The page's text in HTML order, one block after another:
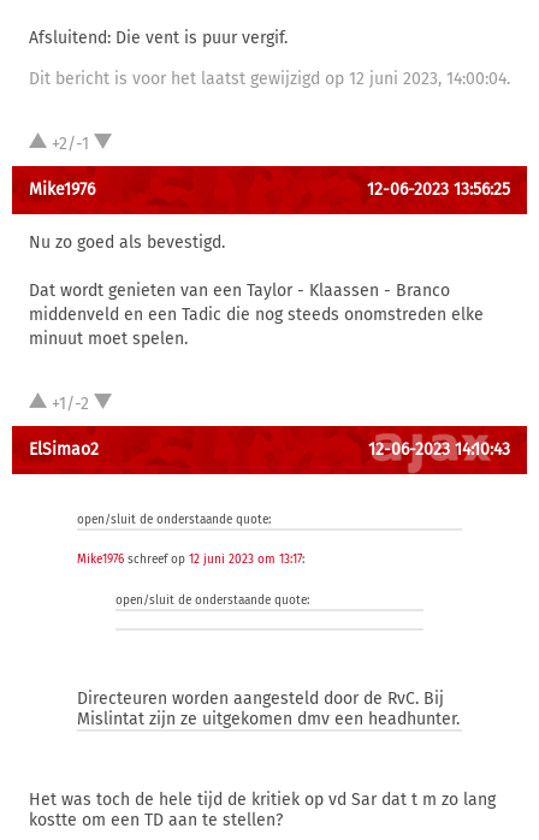
Afsluitend: Die vent is puur vergif.
Dit bericht is voor het laatst gewijzigd op 12 juni 2023, 14:00:04.
+2/-1
Mike1976 12-06-2023 13:56:25
Nu zo goed als bevestigd.
Dat wordt genieten van een Taylor - Klaassen - Branco
middenveld en een Tadic die nog steeds onomstreden elke
minuut moet spelen.
+1/-2
ElSimao2 12-06-2023 14:10:43
open/sluit de onderstaande quote:
Mike1976 schreef op 12 juni 2023 om 13:17:
open/sluit de onderstaande quote:
Directeuren worden aangesteld door de RvC. Bij
Mislintat zijn ze uitgekomen dmv een headhunter.
Het was toch de hele tijd de kritiek op vd Sar dat t m zo lang
kostte om een TD aan te stellen?